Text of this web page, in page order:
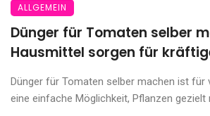
ALLGEMEIN
Dünger für Tomaten selber
Hausmittel sorgen für
Dünger für Tomaten selber machen ist für
eine einfache Möglichkeit, Pflanzen gezielt